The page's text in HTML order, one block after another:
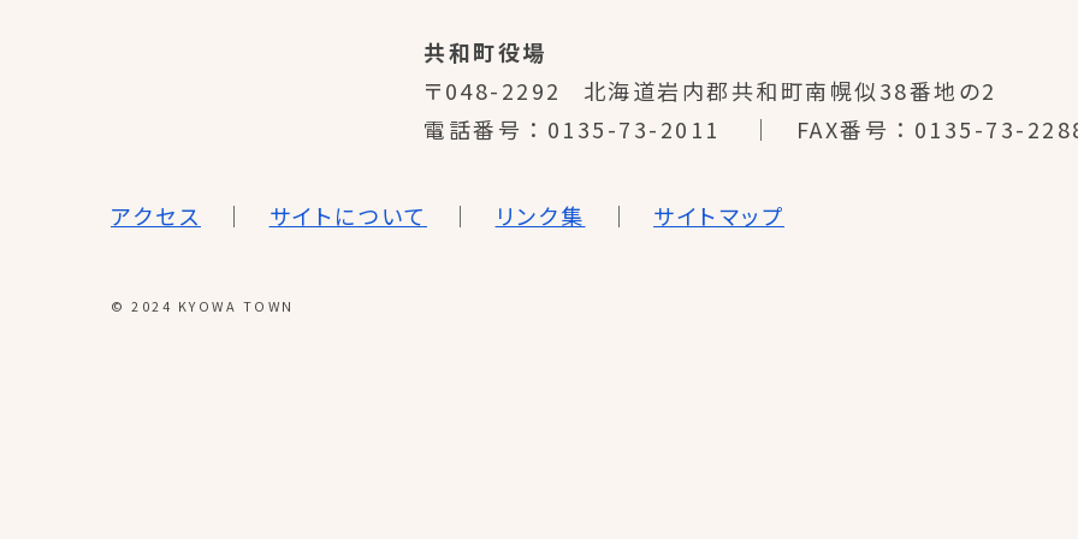
共和町役場
〒048-2292
北海道岩内郡共和町南幌似38番地の2
電話番号
0135-73-2011 FAX番号 0135-73-
アクセス サイトについて リンク集 サイトマップ
© 2024 KYOWA TOWN